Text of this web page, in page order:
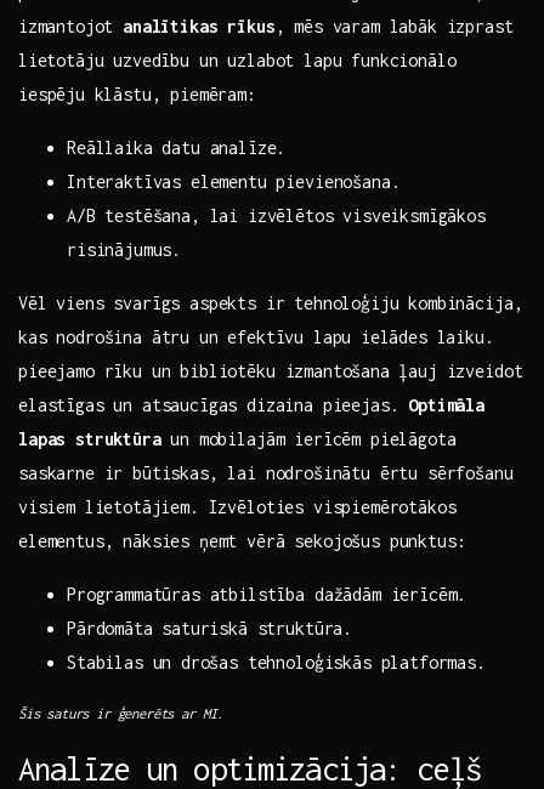
⁣izmantojot analītikas rīkus , mēs varam labāk ⁢izprast
⁢lietotāju​ uzvedību un uzlabot lapu funkcionālo
iespēju ⁤klāstu, piemēram:
Reāllaika ‌datu analīze.
Interaktīvas elementu pievienošana.
A/B testēšana, lai izvēlētos ⁢visveiksmīgākos
risinājumus.
Vēl viens svarīgs ‍aspekts ir ⁣tehnoloģiju kombinācija,
kas nodrošina ātru⁣ un efektīvu lapu⁣ ielādes laiku.⁣
pieejamo rīku un bibliotēku izmantošana ⁤ļauj izveidot​
elastīgas ‌un atsaucīgas⁢ dizaina pieejas. Optimāla
lapas struktūra‍un ⁣mobilajām‍ ierīcēm pielāgota
saskarne‍ ir būtiskas,⁢ lai nodrošinātu ērtu sērfošanu
⁣visiem lietotājiem. Izvēloties vispiemērotākos
elementus, nāksies ņemt vērā sekojošus punktus:
Programmatūras atbilstība dažādām ierīcēm.
Pārdomāta⁤ saturiskā ‍struktūra.
Stabilas un ⁤drošas tehnoloģiskās platformas.
Šis ⁤saturs ‌ir ģenerēts ar MI.
Analīze‍ un optimizācija: ​ceļš